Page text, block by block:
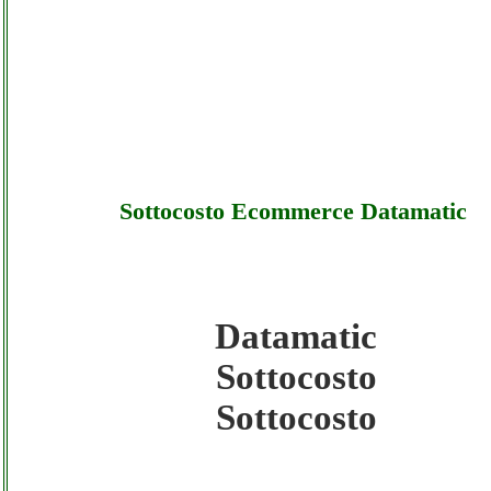
Sottocosto Ecommerce Datamatic
Datamatic - Sottocosto Ecommerce
Datamatic
Sottocosto
Sottocosto